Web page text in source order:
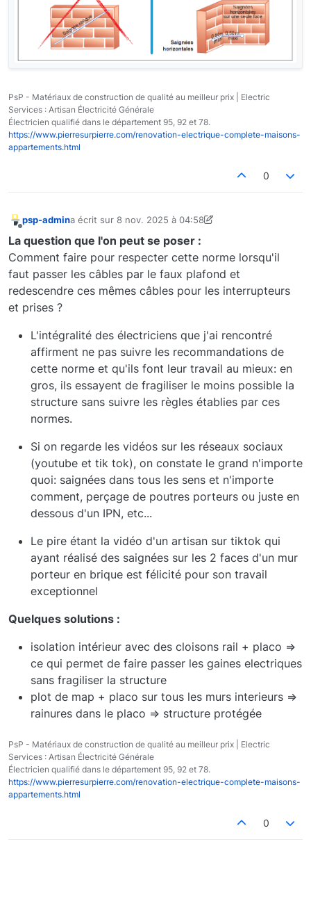
PsP - Matériaux de construction de qualité au meilleur prix | Electric
Services : Artisan Électricité Générale
Électricien qualifié dans le département 95, 92 et 78.
https://www.pierresurpierre.com/renovation-electrique-complete-maisons-
appartements.html
0
psp-admina écrit sur 8 nov. 2025 à 04:58
dernière édition par psp-admin
La question que l'on peut se poser :
Comment faire pour respecter cette norme lorsqu'il
faut passer les câbles par le faux plafond et
redescendre ces mêmes câbles pour les interrupteurs
et prises ?
L'intégralité des électriciens que j'ai rencontré
affirment ne pas suivre les recommandations de
cette norme et qu'ils font leur travail au mieux: en
gros, ils essayent de fragiliser le moins possible la
structure sans suivre les règles établies par ces
normes.
Si on regarde les vidéos sur les réseaux sociaux
(youtube et tik tok), on constate le grand n'importe
quoi: saignées dans tous les sens et n'importe
comment, perçage de poutres porteurs ou juste en
dessous d'un IPN, etc...
Le pire étant la vidéo d'un artisan sur tiktok qui
ayant réalisé des saignées sur les 2 faces d'un mur
porteur en brique est félicité pour son travail
exceptionnel
Quelques solutions :
isolation intérieur avec des cloisons rail + placo =>
ce qui permet de faire passer les gaines electriques
sans fragiliser la structure
plot de map + placo sur tous les murs interieurs =>
rainures dans le placo => structure protégée
PsP - Matériaux de construction de qualité au meilleur prix | Electric
Services : Artisan Électricité Générale
Électricien qualifié dans le département 95, 92 et 78.
https://www.pierresurpierre.com/renovation-electrique-complete-maisons-
appartements.html
0